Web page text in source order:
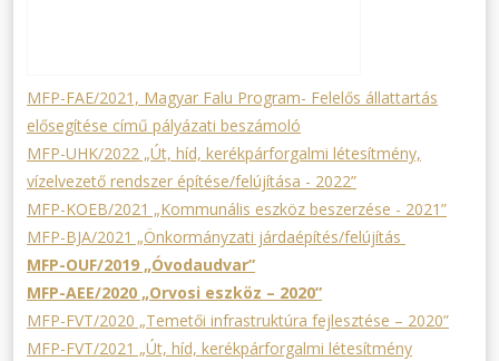
MFP-FAE/2021, Magyar Falu Program- Felelős állattartás
elősegítése című pályázati beszámoló
MFP-UHK/2022 „Út, híd, kerékpárforgalmi létesítmény,
vízelvezető rendszer építése/felújítása - 2022”
MFP-KOEB/2021 „Kommunális eszköz beszerzése - 2021”
MFP-BJA/2021 „Önkormányzati járdaépítés/felújítás
MFP-OUF/2019 „Óvodaudvar”
MFP-AEE/2020 „Orvosi eszköz – 2020”
MFP-FVT/2020 „Temetői infrastruktúra fejlesztése – 2020”
MFP-FVT/2021 „Út, híd, kerékpárforgalmi létesítmény